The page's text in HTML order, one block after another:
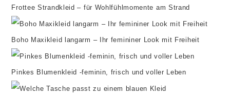
Frottee Strandkleid – für Wohlfühlmomente am Strand
Boho Maxikleid langarm – Ihr femininer Look mit Freiheit
Pinkes Blumenkleid -feminin, frisch und voller Leben